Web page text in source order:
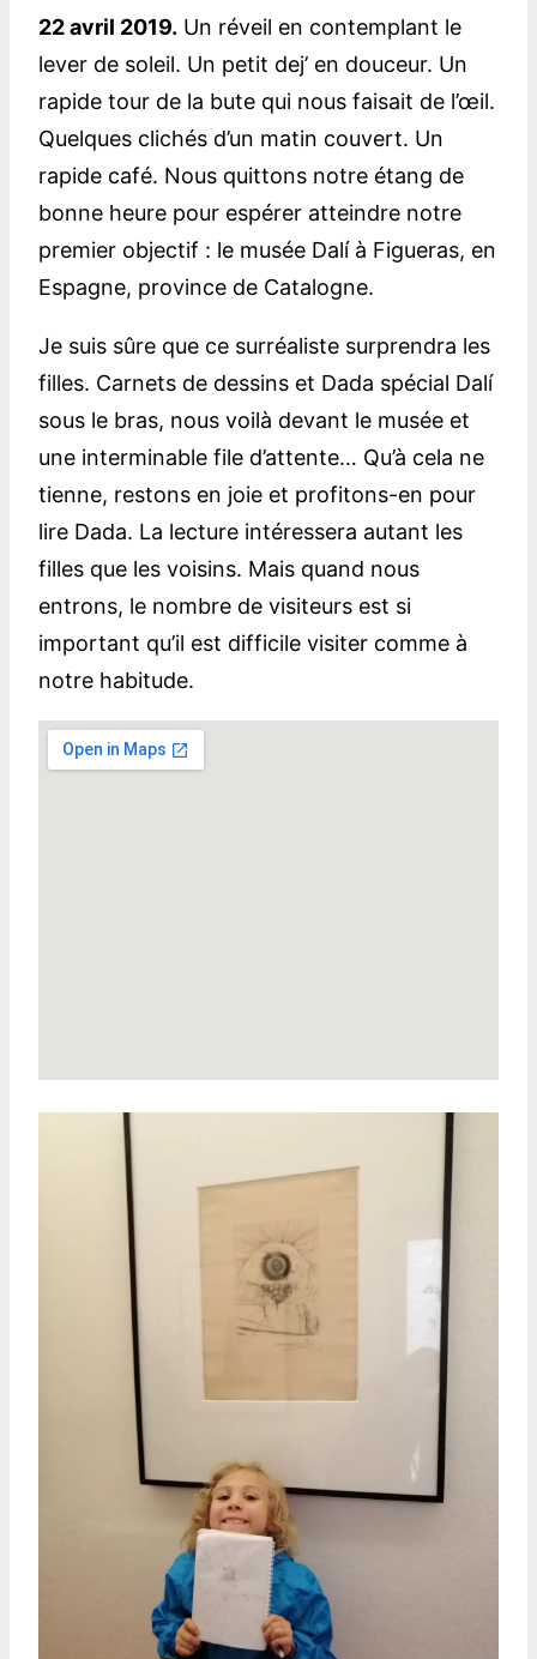
22 avril 2019. Un réveil en contemplant le
lever de soleil. Un petit dej’ en douceur. Un
rapide tour de la bute qui nous faisait de l’œil.
Quelques clichés d’un matin couvert. Un
rapide café. Nous quittons notre étang de
bonne heure pour espérer atteindre notre
premier objectif : le musée Dalí à Figueras, en
Espagne, province de Catalogne.
Je suis sûre que ce surréaliste surprendra les
filles. Carnets de dessins et Dada spécial Dalí
sous le bras, nous voilà devant le musée et
une interminable file d’attente… Qu’à cela ne
tienne, restons en joie et profitons-en pour
lire Dada. La lecture intéressera autant les
filles que les voisins. Mais quand nous
entrons, le nombre de visiteurs est si
important qu’il est difficile visiter comme à
notre habitude.